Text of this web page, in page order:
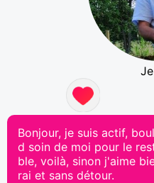
Bonjour, je suis actif,
d soin de moi pour le
ble, voilà, sinon j'aime
rai et sans détour.